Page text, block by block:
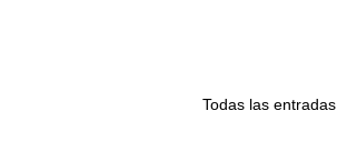
Todas las entradas